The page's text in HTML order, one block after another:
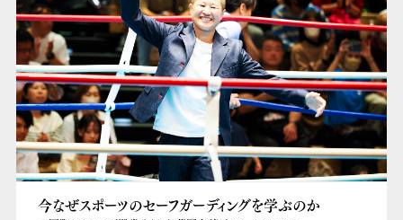
今なぜスポーツのセーフガーディングを学ぶのか